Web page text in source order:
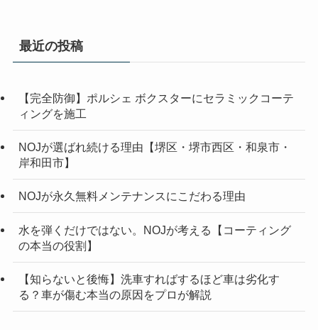
最近の投稿
【完全防御】ポルシェ ボクスターにセラミックコーテ
ィングを施工
NOJが選ばれ続ける理由【堺区・堺市西区・和泉市・
岸和田市】
NOJが永久無料メンテナンスにこだわる理由
水を弾くだけではない。NOJが考える【コーティング
の本当の役割】
【知らないと後悔】洗車すればするほど車は劣化す
る？車が傷む本当の原因をプロが解説